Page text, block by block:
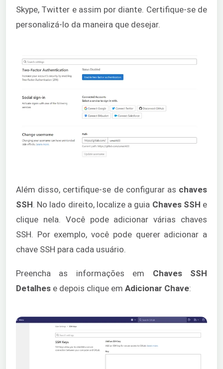
Skype, Twitter e assim por diante. Certifique-se de
personalizá-lo da maneira que desejar.
Além disso, certifique-se de configurar as chaves
SSH . No lado direito, localize a guia Chaves SSH e
clique nela. Você pode adicionar várias chaves
SSH. Por exemplo, você pode querer adicionar a
chave SSH para cada usuário.
Preencha as informações em Chaves SSH
Detalhes e depois clique em Adicionar Chave: